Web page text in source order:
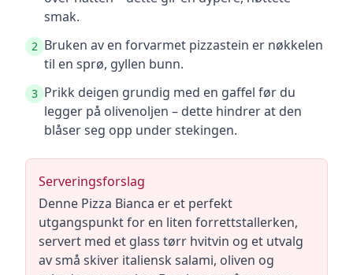
smak.
2 Bruken av en forvarmet pizzastein er nøkkelen
til en sprø, gyllen bunn.
3 Prikk deigen grundig med en gaffel før du
legger på olivenoljen – dette hindrer at den
blåser seg opp under stekingen.
Serveringsforslag
Denne Pizza Bianca er et perfekt
utgangspunkt for en liten forrettstallerken,
servert med et glass tørr hvitvin og et utvalg
av små skiver italiensk salami, oliven og